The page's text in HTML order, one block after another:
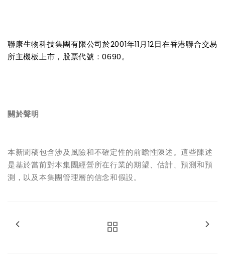
聯康生物科技集團有限公司於2001年11月12日在香港聯合交易
所主機板上市，股票代號：0690。
關於聲明
本新聞稿包含涉及風險和不確定性的前瞻性陳述。這些陳述
是基於當前對本集團經營所在行業的期望、估計、預測和預
測，以及本集團管理層的信念和假設。